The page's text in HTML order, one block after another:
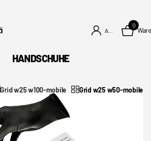
0
HANDSCHUHE
Grid w25 w100-mobile
Grid w25 w50-mobile